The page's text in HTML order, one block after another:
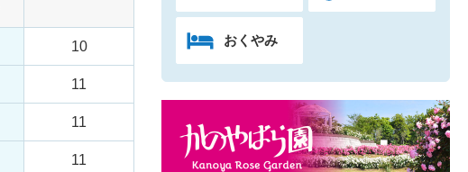
10
11
11
11
おくやみ